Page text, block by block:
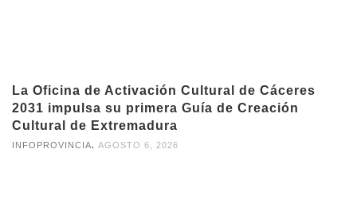
La Oficina de Activación Cultural de Cáceres
2031 impulsa su primera Guía de Creación
Cultural de Extremadura
INFOPROVINCIA AGOSTO 6, 2026